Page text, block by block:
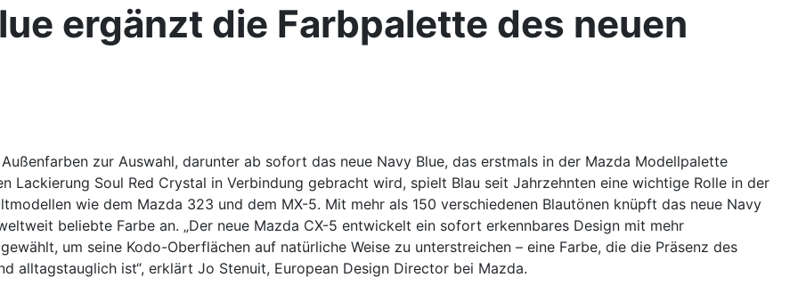
ergänzt die Farbpalette des neuen
zur Auswahl, darunter ab sofort das neue Navy Blue, das erstmals in der Mazda Modellpalette
Soul Red Crystal in Verbindung gebracht wird, spielt Blau seit Jahrzehnten eine wichtige Rolle in der
wie dem Mazda 323 und dem MX-5. Mit mehr als 150 verschiedenen Blautönen knüpft das neue Navy
beliebte Farbe an. „Der neue Mazda CX-5 entwickelt ein sofort erkennbares Design mit mehr
um seine Kodo-Oberflächen auf natürliche Weise zu unterstreichen – eine Farbe, die die Präsenz des
alltagstauglich ist“, erklärt Jo Stenuit, European Design Director bei Mazda.